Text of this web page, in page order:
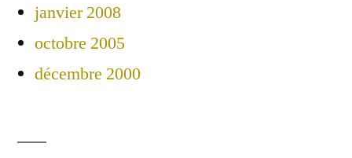
janvier 2008
octobre 2005
décembre 2000